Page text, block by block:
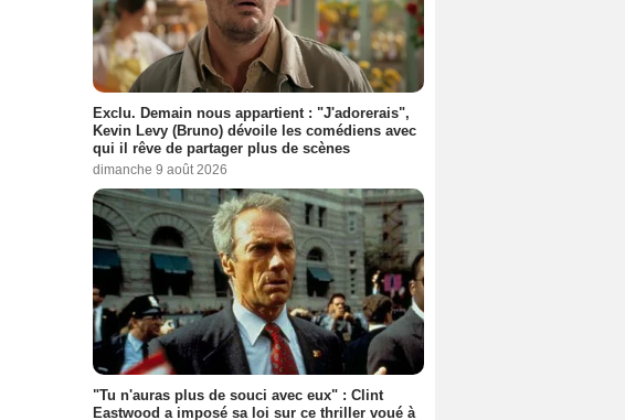
Exclu. Demain nous appartient : "J'adorerais",
Kevin Levy (Bruno) dévoile les comédiens avec
qui il rêve de partager plus de scènes
dimanche 9 août 2026
"Tu n'auras plus de souci avec eux" : Clint
Eastwood a imposé sa loi sur ce thriller voué à